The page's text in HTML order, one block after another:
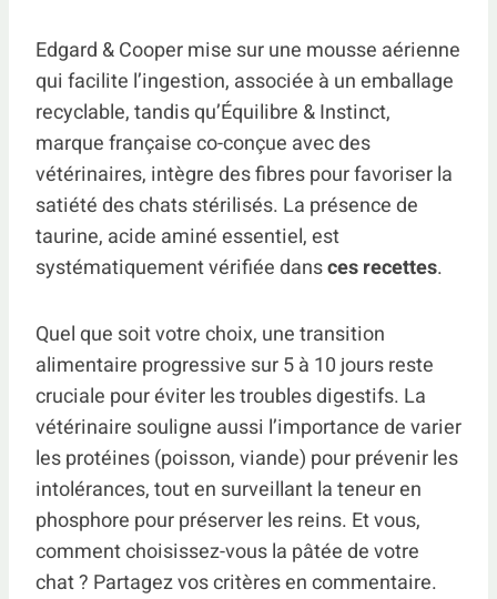
Edgard & Cooper mise sur une mousse aérienne
qui facilite l’ingestion, associée à un emballage
recyclable, tandis qu’Équilibre & Instinct,
marque française co-conçue avec des
vétérinaires, intègre des fibres pour favoriser la
satiété des chats stérilisés. La présence de
taurine, acide aminé essentiel, est
systématiquement vérifiée dansces recettes.
Quel que soit votre choix, une transition
alimentaire progressive sur 5 à 10 jours reste
cruciale pour éviter les troubles digestifs. La
vétérinaire souligne aussi l’importance de varier
les protéines (poisson, viande) pour prévenir les
intolérances, tout en surveillant la teneur en
phosphore pour préserver les reins. Et vous,
comment choisissez-vous la pâtée de votre
chat ? Partagez vos critères en commentaire.